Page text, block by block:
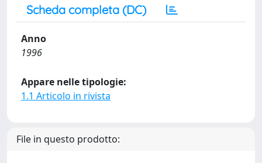
Scheda completa (DC)
Anno
1996
Appare nelle tipologie:
1.1 Articolo in rivista
File in questo prodotto: